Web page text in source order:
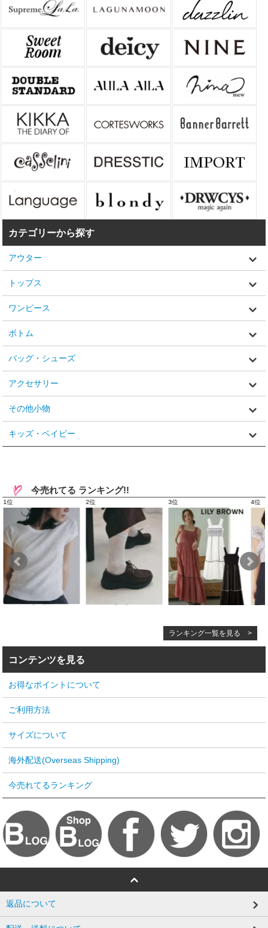
カテゴリーから探す
アウター
トップス
ワンピース
ボトム
バッグ・シューズ
アクセサリー
その他小物
キッズ・ベイビー
今売れてる ランキング!!
ランキング一覧を見る >
コンテンツを見る
お得なポイントについて
ご利用方法
サイズについて
海外配送(Overseas Shipping)
今売れてるランキング
返品について